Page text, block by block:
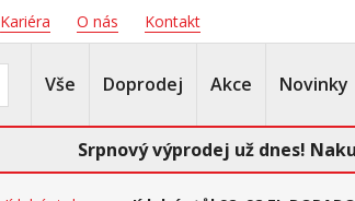
Kariéra O nás Kontakt
Vše Doprodej Akce Novinky
Srpnový výprodej už dnes!